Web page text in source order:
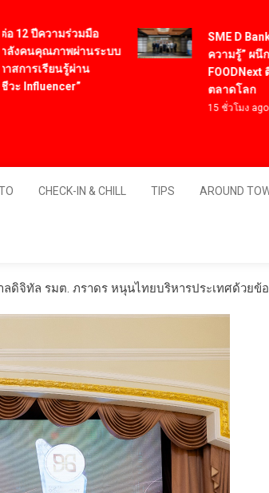
ปีความร่วมมือ
คนคุณภาพผ่านระบบ
ารเรียนรู้ผ่าน
Influencer”
SME D Bank เ
ความรู้” ผนึกส
FOODNext ติด
ตลาดโลก
15 ชั่วโมง ago
CHECK-IN & CHILL TIPS AROUND
ลดิจิทัล รมต. ภราดร หนุนไทยบริหารประเทศด้วยข้